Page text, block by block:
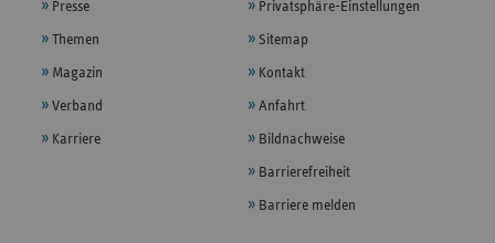
Presse
Themen
Magazin
Verband
Karriere
Privatsphäre-Einstellungen
Sitemap
Kontakt
Anfahrt
Bildnachweise
Barrierefreiheit
Barriere melden